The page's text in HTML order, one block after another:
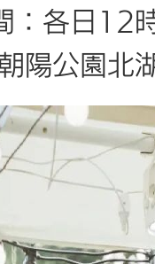
：各日12
陽公園北